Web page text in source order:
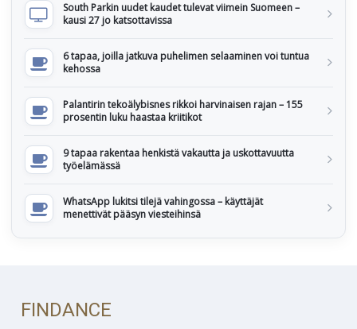
South Parkin uudet kaudet tulevat viimein Suomeen –
kausi 27 jo katsottavissa
6 tapaa, joilla jatkuva puhelimen selaaminen voi tuntua
kehossa
Palantirin tekoälybisnes rikkoi harvinaisen rajan – 155
prosentin luku haastaa kriitikot
9 tapaa rakentaa henkistä vakautta ja uskottavuutta
työelämässä
WhatsApp lukitsi tilejä vahingossa – käyttäjät
menettivät pääsyn viesteihinsä
FINDANCE